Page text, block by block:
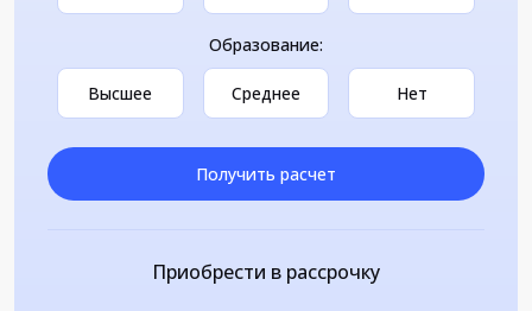
Образование:
Высшее Среднее Нет
Получить расчет
Приобрести в рассрочку